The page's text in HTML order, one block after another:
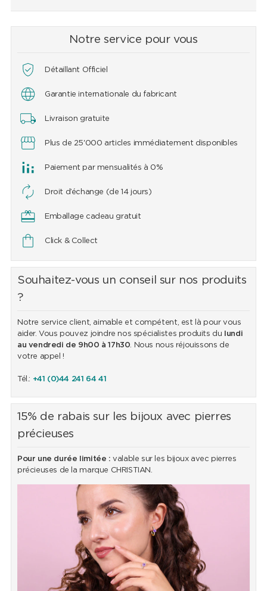
Notre service pour vous
Détaillant Officiel
Garantie internationale du fabricant
Livraison gratuite
Plus de 25'000 articles immédiatement disponibles
Paiement par mensualités à 0%
Droit d’échange (de 14 jours)
Emballage cadeau gratuit
Click & Collect
Souhaitez-vous un conseil sur nos produits
?
Notre service client, aimable et compétent, est là pour vous
aider. Vous pouvez joindre nos spécialistes produits du
lundi
au vendredi de 9h00 à 17h30. Nous nous réjouissons de
votre appel !
Tél.: +41 (0)44 241 64 41
15% de rabais sur les bijoux avec pierres
précieuses
Pour une durée limitée : valable sur les bijoux avec pierres
précieuses de la marque CHRISTIAN.